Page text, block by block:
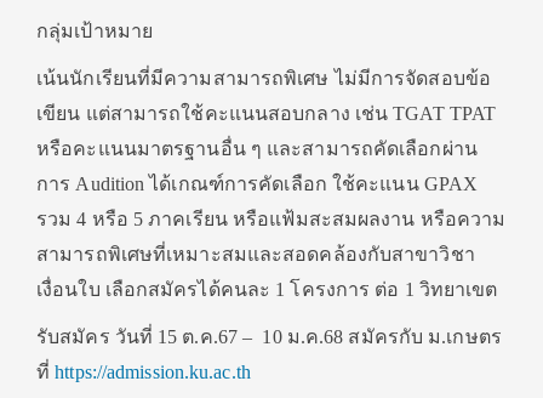
กลุ่มเป้าหมาย
เน้นนักเรียนที่มีความสามารถพิเศษ ไม่มีการจัดสอบข้อ
เขียน แต่สามารถใช้คะแนนสอบกลาง เช่น TGAT TPAT
หรือคะแนนมาตรฐานอื่น ๆ และสามารถคัดเลือกผ่าน
การ Audition ได้เกณฑ์การคัดเลือก ใช้คะแนน GPAX
รวม 4 หรือ 5 ภาคเรียน หรือแฟ้มสะสมผลงาน หรือความ
สามารถพิเศษที่เหมาะสมและสอดคล้องกับสาขาวิชา
เงื่อนใบ เลือกสมัครได้คนละ 1 โครงการ ต่อ 1 วิทยาเขต
รับสมัคร วันที่ 15 ต.ค.67 – 10 ม.ค.68 สมัครกับ ม.เกษตร
ที่https://admission.ku.ac.th